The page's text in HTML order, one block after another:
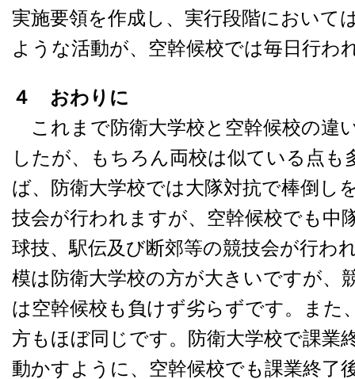
実施要領を作成し、実行段階において
ような活動が、空幹候校では毎日行わ
４ おわりに
これまで防衛大学校と空幹候校の違
したが、もちろん両校は似ている点も
ば、防衛大学校では大隊対抗で棒倒し
技会が行われますが、空幹候校でも中
球技、駅伝及び断郊等の競技会が行わ
模は防衛大学校の方が大きいですが、
は空幹候校も負けず劣らずです。また
方もほぼ同じです。防衛大学校で課業
動かすように、空幹候校でも課業終了